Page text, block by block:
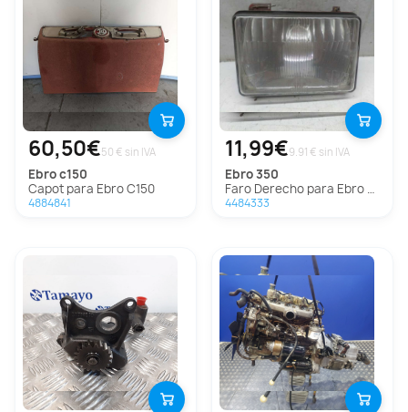
60,50€50 € sin IVA
ebroc150
Capot para Ebro C150
4884841
11,99€9.91 € sin IVA
ebro350
Faro Derecho para Ebro 350
4484333